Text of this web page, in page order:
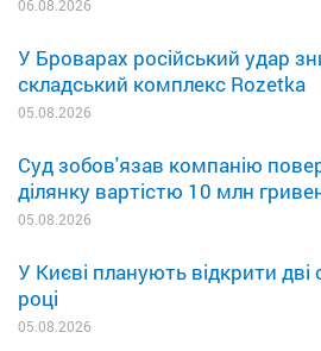
06.08.2026
У Броварах російський удар
складський комплекс Rozetka
05.08.2026
Суд зобов'язав компанію
ділянку вартістю 10 млн
05.08.2026
У Києві планують відкрити дві
році
05.08.2026